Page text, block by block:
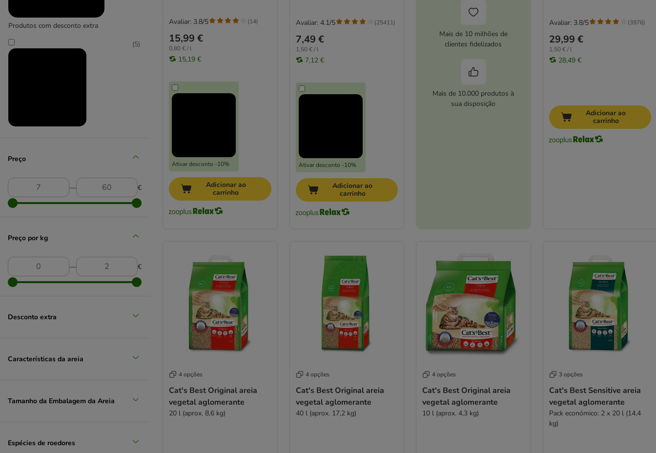
Sanicat
Caixas de areia fechadas
Produtos com desconto extra
(5)
3
Preço
― €
Preço por kg
― €
Desconto extra
Características da areia
Tamanho da Embalagem da Areia
Espécies de roedores
15,99 €
0,80 € / l
15,19 €
Ativar desconto -10%
Avaliar: 3.8/5 (14)
Adicionar ao
carrinho
7,49 €
1,50 € / l
7,12 €
Ativar desconto -10%
Avaliar: 4.1/5 (25411)
Adicionar ao
carrinho
Mais de 10 milhões de
clientes fidelizados
Mais de 10.000 produtos à
sua disposição
29,99 €
1,50 € / l
28,49 €
Avaliar: 3.8/5 (3976)
Adicionar ao
carrinho
4 opções
Cat's Best Original areia
vegetal aglomerante
20 l (aprox. 8,6 kg)
4 opções
Cat's Best Original areia
vegetal aglomerante
40 l (aprox. 17,2 kg)
4 opções
Cat's Best Original areia
vegetal aglomerante
10 l (aprox. 4,3 kg)
3 opções
Cat's Best Sensitive areia
vegetal aglomerante
Pack económico: 2 x 20 l (14,4
kg)